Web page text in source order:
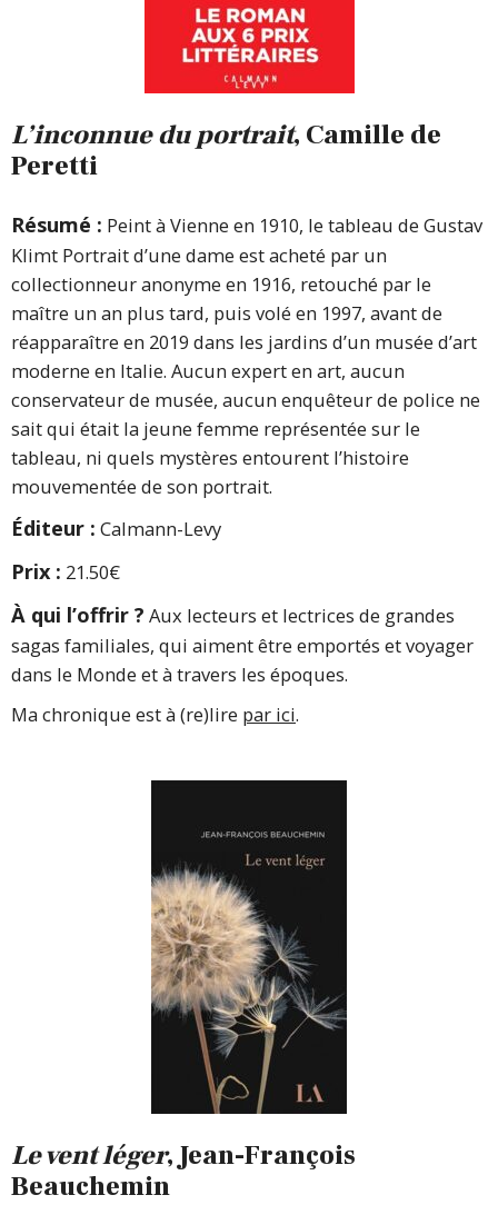
L’inconnue du portrait, Camille de
Peretti
Résumé : Peint à Vienne en 1910, le tableau de Gustav
Klimt Portrait d’une dame est acheté par un
collectionneur anonyme en 1916, retouché par le
maître un an plus tard, puis volé en 1997, avant de
réapparaître en 2019 dans les jardins d’un musée d’art
moderne en Italie. Aucun expert en art, aucun
conservateur de musée, aucun enquêteur de police ne
sait qui était la jeune femme représentée sur le
tableau, ni quels mystères entourent l’histoire
mouvementée de son portrait.
Éditeur : Calmann-Levy
Prix : 21.50€
À qui l’offrir ? Aux lecteurs et lectrices de grandes
sagas familiales, qui aiment être emportés et voyager
dans le Monde et à travers les époques.
Ma chronique est à (re)lire par ici.
Le vent léger, Jean-François
Beauchemin